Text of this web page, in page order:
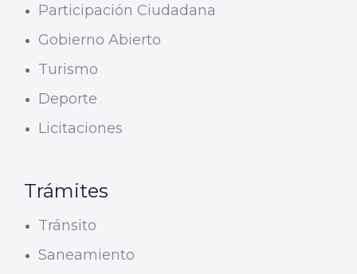
Participación Ciudadana
Gobierno Abierto
Turismo
Deporte
Licitaciones
Trámites
Tránsito
Saneamiento